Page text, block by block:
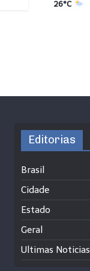
26°C
Editorias
Brasil
Cidade
Estado
Geral
Ultimas Noticias